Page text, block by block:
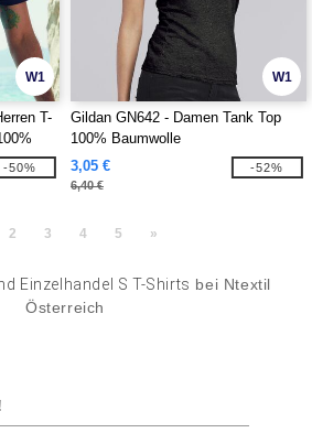
W1
T-
-50%
W1
Gildan GN642 - Damen Tank Top
100% Baumwolle
3,05 €
6,40 €
-52%
2 3 4 5 »
Einzelhandel S T-Shirts bei Ntextil
Österreich